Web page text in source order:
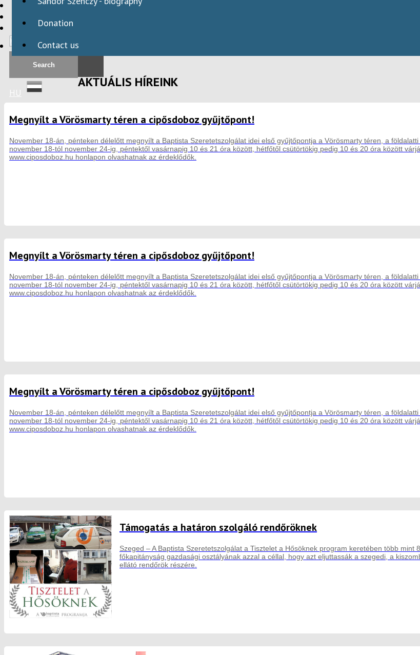
HBAID
INTERNATIONAL PROGRAMS
HU
Donation
Contact us
AKTUÁLIS HÍREINK
Megnyílt a Vörösmarty téren a cipősdoboz gyűjtőpont!
November 18-án, pénteken délelőtt megnyílt a Baptista Szeretetszolgálat idei első gyűjtőpontja a Vörösmarty téren, a
november 18-tól november 24-ig, péntektől vasárnapig 10 és 21 óra között, hétfőtől csütörtökig pedig 10 és 20 óra között
www.ciposdoboz.hu honlapon olvashatnak az érdeklődők.
Megnyílt a Vörösmarty téren a cipősdoboz gyűjtőpont!
November 18-án, pénteken délelőtt megnyílt a Baptista Szeretetszolgálat idei első gyűjtőpontja a Vörösmarty téren, a
november 18-tól november 24-ig, péntektől vasárnapig 10 és 21 óra között, hétfőtől csütörtökig pedig 10 és 20 óra között
www.ciposdoboz.hu honlapon olvashatnak az érdeklődők.
Megnyílt a Vörösmarty téren a cipősdoboz gyűjtőpont!
November 18-án, pénteken délelőtt megnyílt a Baptista Szeretetszolgálat idei első gyűjtőpontja a Vörösmarty téren, a
november 18-tól november 24-ig, péntektől vasárnapig 10 és 21 óra között, hétfőtől csütörtökig pedig 10 és 20 óra között
www.ciposdoboz.hu honlapon olvashatnak az érdeklődők.
Támogatás a határon szolgáló rendőröknek
Szeged – A Baptista Szeretetszolgálat a Tisztelet a Hősöknek program keretében több
főkapitányság gazdasági osztályának azzal a céllal, hogy azt eljuttassák a szegedi, a
ellátó rendőrök részére.